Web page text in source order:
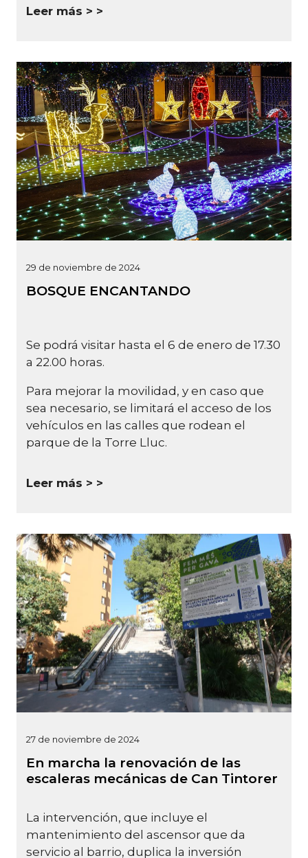
Leer más >
29 de noviembre de 2024
BOSQUE ENCANTANDO
Se podrá visitar hasta el 6 de enero de 17.30
a 22.00 horas.
Para mejorar la movilidad, y en caso que
sea necesario, se limitará el acceso de los
vehículos en las calles que rodean el
parque de la Torre Lluc.
Leer más >
27 de noviembre de 2024
En marcha la renovación de las
escaleras mecánicas de Can Tintorer
La intervención, que incluye el
mantenimiento del ascensor que da
servicio al barrio, duplica la inversión